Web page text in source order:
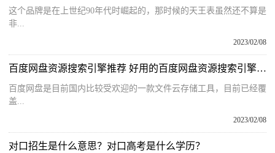
这个品牌是在上世纪90年代时崛起的，那时候的天王表虽然还不算是
非...
2023/02/08
百度网盘资源搜索引擎推荐 好用的百度网盘资源搜索引擎汇总
百度网盘是目前国内比较受欢迎的一款文件云存储工具，目前已经覆
盖...
2023/02/08
对口招生是什么意思？对口高考是什么学历？